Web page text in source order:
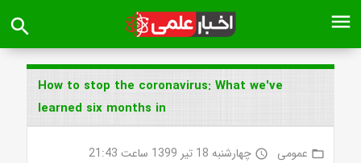
menu
search
How to stop the coronavirus: What we've
learned six months in
folder_open عمومی access_time چهارشنبه 18 تیر 1399 ساعت 21:43